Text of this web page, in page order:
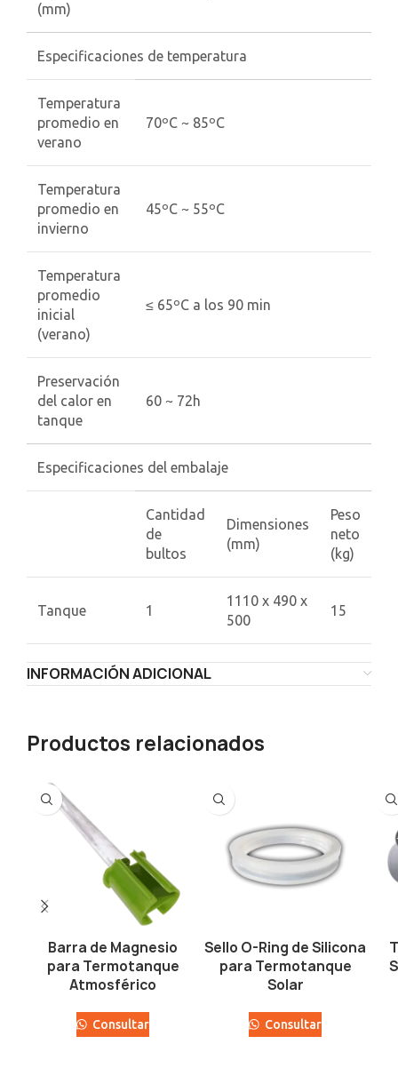
(mm)
Especificaciones de temperatura
Temperatura
promedio en
verano
70ºC ~ 85ºC
Temperatura
promedio en
invierno
45ºC ~ 55ºC
Temperatura
promedio
inicial
(verano)
≤ 65ºC a los 90 min
Preservación
del calor en
tanque
60 ~ 72h
Especificaciones del embalaje
Cantidad
de
bultos
Dimensiones
(mm)
Peso
neto
(kg)
Tanque 1
1110 x 490 x
500
15
INFORMACIÓN ADICIONAL
Productos relacionados
Barra de Magnesio
para Termotanque
Atmosférico
Consultar
Sello O-Ring de Silicona
para Termotanque
Solar
Consultar